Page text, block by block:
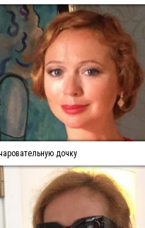
дочку